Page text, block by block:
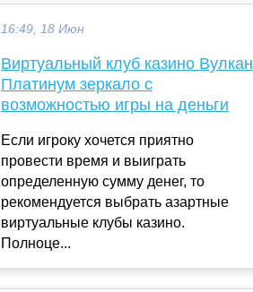
16:49, 18 Июн
Виртуальный клуб казино Вулкан
Платинум зеркало с
возможностью игры на деньги
Если игроку хочется приятно
провести время и выиграть
определенную сумму денег, то
рекомендуется выбрать азартные
виртуальные клубы казино.
Полноце...